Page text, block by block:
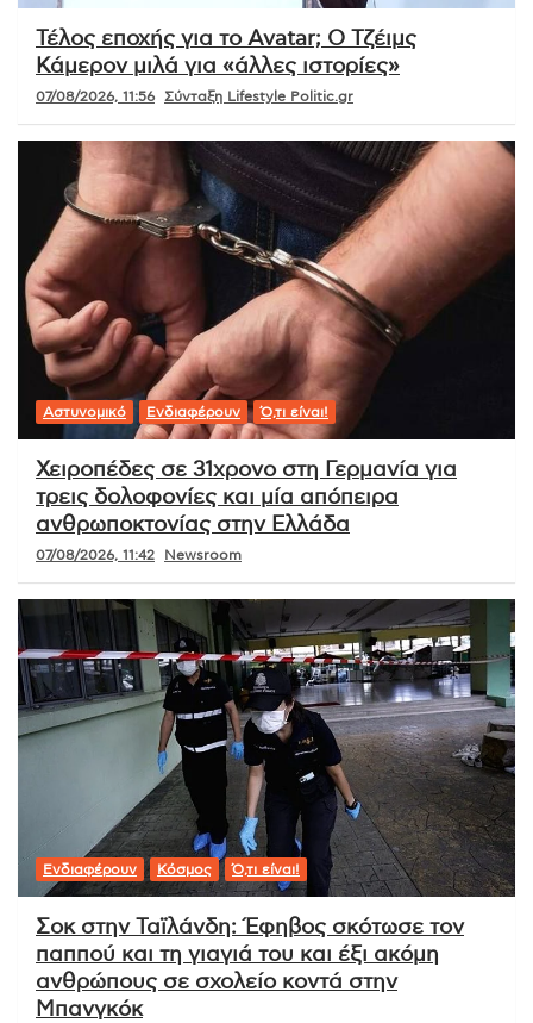
Τέλος εποχής για το Avatar; Ο Τζέιμς
Κάμερον μιλά για «άλλες ιστορίες»
07/08/2026, 11:56 Σύνταξη Lifestyle Politic.gr
Αστυνομικό Ενδιαφέρουν Ό,τι είναι!
Χειροπέδες σε 31χρονο στη Γερμανία για
τρεις δολοφονίες και μία απόπειρα
ανθρωποκτονίας στην Ελλάδα
07/08/2026, 11:42 Newsroom
Ενδιαφέρουν Κόσμος Ό,τι είναι!
Σοκ στην Ταϊλάνδη: Έφηβος σκότωσε τον
παππού και τη γιαγιά του και έξι ακόμη
ανθρώπους σε σχολείο κοντά στην
Μπανγκόκ